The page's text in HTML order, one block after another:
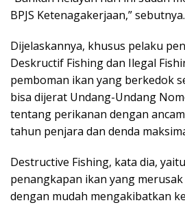
BPJS Ketenagakerjaan,” sebutnya.
Dijelaskannya, khusus pelaku
Deskructif Fishing dan Ilegal
pemboman ikan yang berkedok
bisa dijerat Undang-Undang
tentang perikanan dengan
tahun penjara dan denda
Destructive Fishing, kata dia,
penangkapan ikan yang
dengan mudah mengakibatkan